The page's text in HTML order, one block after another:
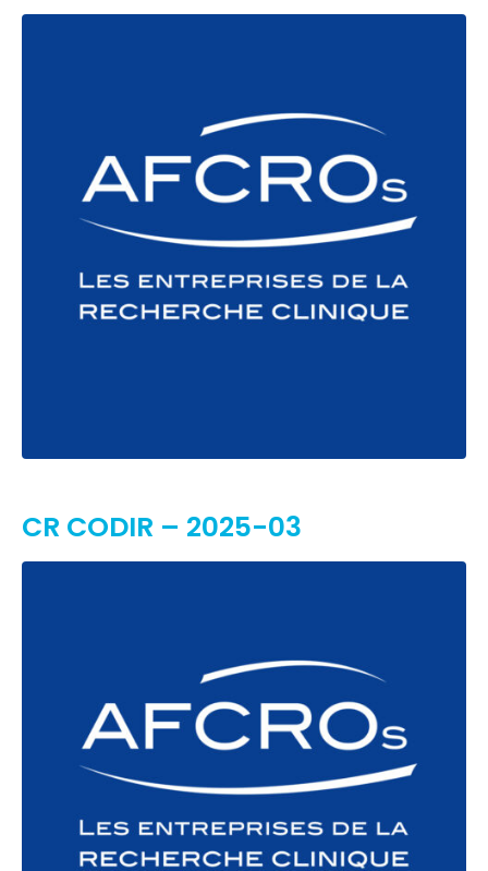
CR CODIR – 2025-03